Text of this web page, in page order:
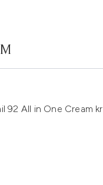
92 All in One Cream